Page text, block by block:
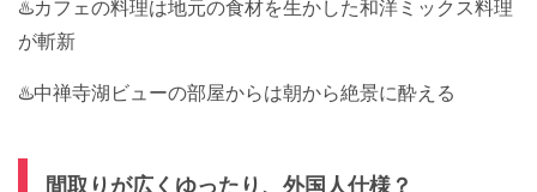
♨️カフェの料理は地元の食材を生かした和洋ミックス料理
が斬新
♨️中禅寺湖ビューの部屋からは朝から絶景に酔える
間取りが広くゆったり、外国人仕様？